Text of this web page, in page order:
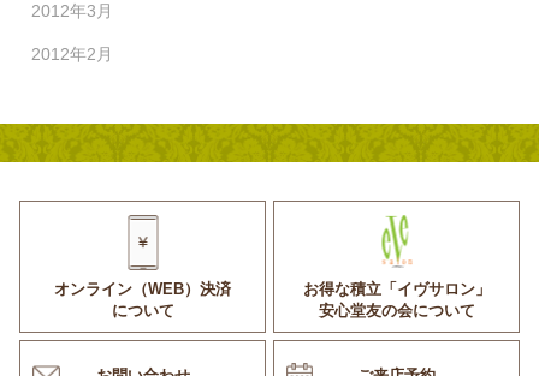
2012年3月
2012年2月
オンライン（WEB）決済
について
お得な積立「イヴサロン」
安心堂友の会について